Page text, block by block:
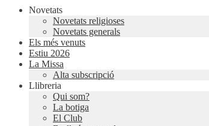
Novetats
Novetats religioses
Novetats generals
Els més venuts
Estiu 2026
La Missa
Alta subscripció
Llibreria
Qui som?
La botiga
El Club